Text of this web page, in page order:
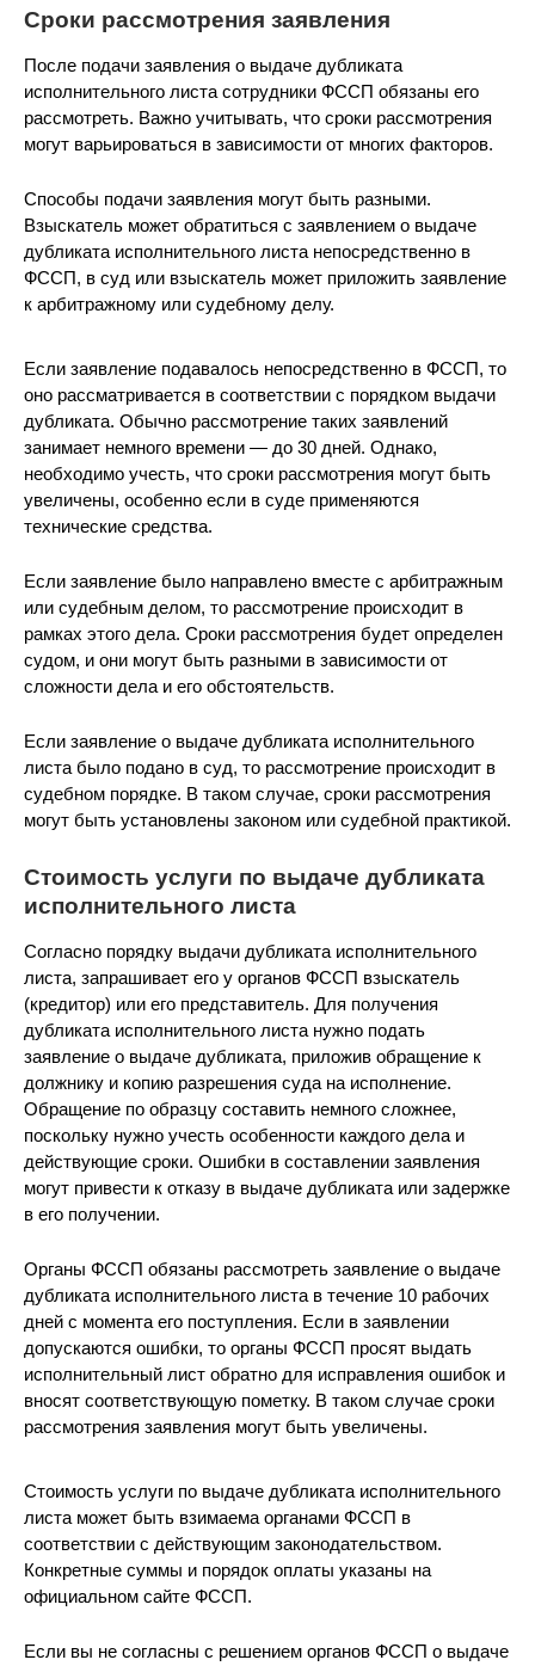
Сроки рассмотрения заявления
После подачи заявления о выдаче дубликата
исполнительного листа сотрудники ФССП обязаны его
рассмотреть. Важно учитывать, что сроки рассмотрения
могут варьироваться в зависимости от многих факторов.
Способы подачи заявления могут быть разными.
Взыскатель может обратиться с заявлением о выдаче
дубликата исполнительного листа непосредственно в
ФССП, в суд или взыскатель может приложить заявление
к арбитражному или судебному делу.
Если заявление подавалось непосредственно в ФССП, то
оно рассматривается в соответствии с порядком выдачи
дубликата. Обычно рассмотрение таких заявлений
занимает немного времени — до 30 дней. Однако,
необходимо учесть, что сроки рассмотрения могут быть
увеличены, особенно если в суде применяются
технические средства.
Если заявление было направлено вместе с арбитражным
или судебным делом, то рассмотрение происходит в
рамках этого дела. Сроки рассмотрения будет определен
судом, и они могут быть разными в зависимости от
сложности дела и его обстоятельств.
Если заявление о выдаче дубликата исполнительного
листа было подано в суд, то рассмотрение происходит в
судебном порядке. В таком случае, сроки рассмотрения
могут быть установлены законом или судебной практикой.
Стоимость услуги по выдаче дубликата
исполнительного листа
Согласно порядку выдачи дубликата исполнительного
листа, запрашивает его у органов ФССП взыскатель
(кредитор) или его представитель. Для получения
дубликата исполнительного листа нужно подать
заявление о выдаче дубликата, приложив обращение к
должнику и копию разрешения суда на исполнение.
Обращение по образцу составить немного сложнее,
поскольку нужно учесть особенности каждого дела и
действующие сроки. Ошибки в составлении заявления
могут привести к отказу в выдаче дубликата или задержке
в его получении.
Органы ФССП обязаны рассмотреть заявление о выдаче
дубликата исполнительного листа в течение 10 рабочих
дней с момента его поступления. Если в заявлении
допускаются ошибки, то органы ФССП просят выдать
исполнительный лист обратно для исправления ошибок и
вносят соответствующую пометку. В таком случае сроки
рассмотрения заявления могут быть увеличены.
Стоимость услуги по выдаче дубликата исполнительного
листа может быть взимаема органами ФССП в
соответствии с действующим законодательством.
Конкретные суммы и порядок оплаты указаны на
официальном сайте ФССП.
Если вы не согласны с решением органов ФССП о выдаче